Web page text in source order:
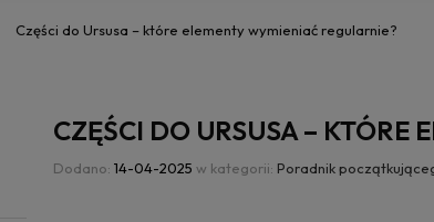
Części do Ursusa – które elementy wymieniać regularnie?
CZĘŚCI DO URSUSA – KTÓRE
Dodano: 14-04-2025 w kategorii: Poradnik